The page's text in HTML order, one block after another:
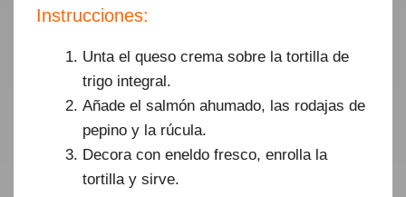
Instrucciones:
Unta el queso crema sobre la tortilla de
trigo integral.
Añade el salmón ahumado, las rodajas de
pepino y la rúcula.
Decora con eneldo fresco, enrolla la
tortilla y sirve.